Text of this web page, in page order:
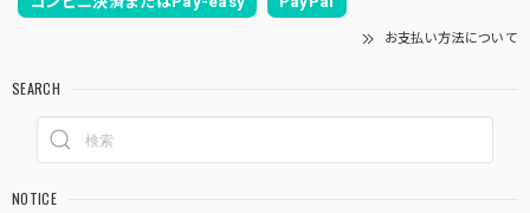
お支払い方法について
SEARCH
NOTICE